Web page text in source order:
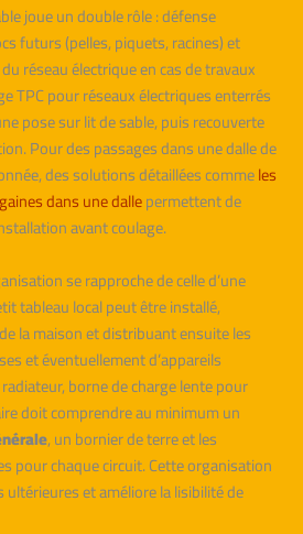
joue un double rôle : défense
futurs (pelles, piquets, racines) et
réseau électrique en cas de travaux
TPC pour réseaux électriques enterrés
pose sur lit de sable, puis recouverte
Pour des passages dans une dalle de
des solutions détaillées commeles
dans une dallepermettent de
avant coulage.
se rapproche de celle d’une
tableau local peut être installé,
la maison et distribuant ensuite les
et éventuellement d’appareils
borne de charge lente pour
doit comprendre au minimum un
, un bornier de terre et les
pour chaque circuit. Cette organisation
et améliore la lisibilité de